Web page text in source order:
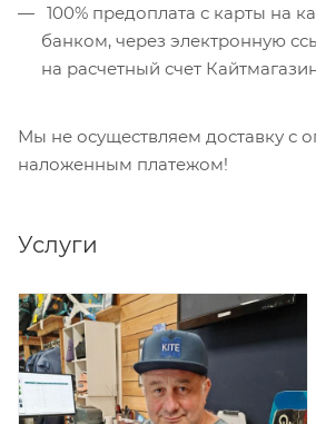
100% предоплата с карты на
банком, через электронную
на расчетный счет
Мы не осуществляем доставку с
наложенным платежом!
Услуги